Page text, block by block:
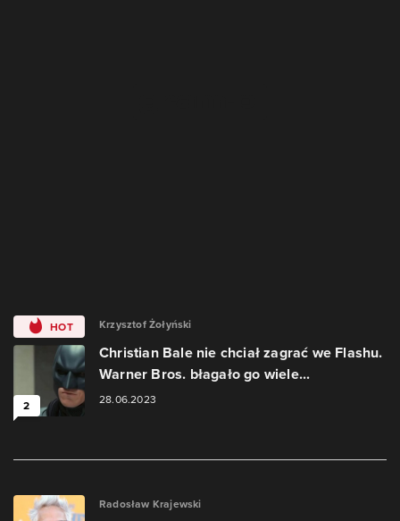
HOT
2
Krzysztof Żołyński
Christian Bale nie chciał zagrać we Flashu.
Warner Bros. błagało go wiele...
28.06.2023
Radosław Krajewski